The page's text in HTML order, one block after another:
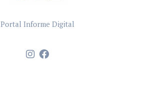
Portal Informe Digital